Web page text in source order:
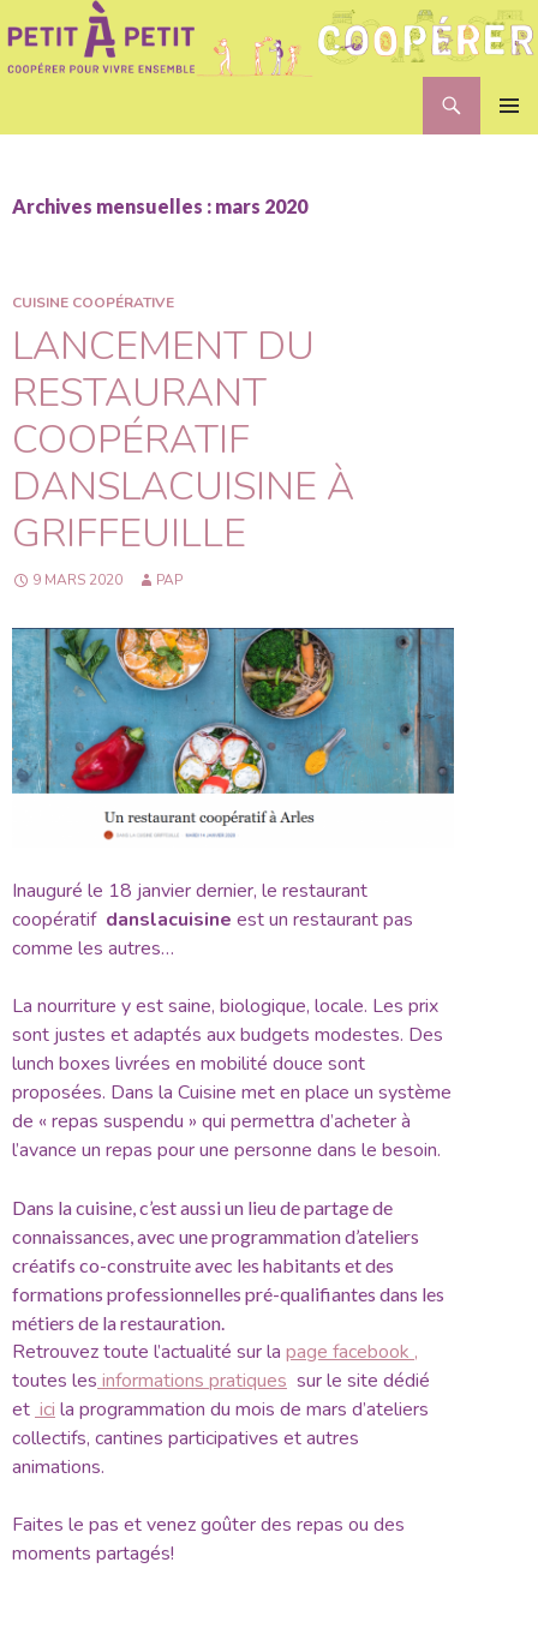
Archives mensuelles : mars 2020
CUISINE COOPÉRATIVE
LANCEMENT DU
RESTAURANT
COOPÉRATIF
DANSLACUISINE À
GRIFFEUILLE
9 MARS 2020 PAP
Inauguré le 18 janvier dernier, le restaurant
coopératif danslacuisine est un restaurant pas
comme les autres…
La nourriture y est saine, biologique, locale. Les prix
sont justes et adaptés aux budgets modestes. Des
lunch boxes livrées en mobilité douce sont
proposées. Dans la Cuisine met en place un système
de « repas suspendu » qui permettra d’acheter à
l’avance un repas pour une personne dans le besoin.
Dans la cuisine, c’est aussi un lieu de partage de
connaissances, avec une programmation d’ateliers
créatifs co-construite avec les habitants et des
formations professionnelles pré-qualifiantes dans les
métiers de la restauration.
Retrouvez toute l’actualité sur la page facebook ,
toutes les informations pratiques sur le site dédié
et ici la programmation du mois de mars d’ateliers
collectifs, cantines participatives et autres
animations.
Faites le pas et venez goûter des repas ou des
moments partagés!